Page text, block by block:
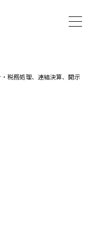
税務処理、連結決算、開示業